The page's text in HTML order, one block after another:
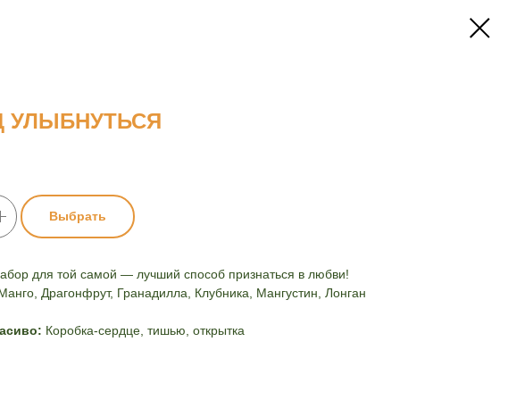
УЛЫБНУТЬСЯ
Выбрать
для той самой — лучший способ признаться в любви!
Драгонфрут, Гранадилла, Клубника, Мангустин, Лонган
Коробка-сердце, тишью, открытка